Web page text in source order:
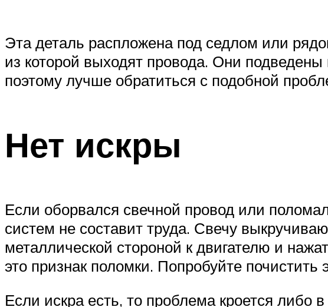
Эта деталь распложена под седлом или
из которой выходят провода. Они
поэтому лучше обратиться с подобной
Нет искры
Если оборвался свечной провод или
систем не составит труда. Свечу
металлической стороной к двигателю и
это признак поломки. Попробуйте
Если искра есть, то проблема кроется либо